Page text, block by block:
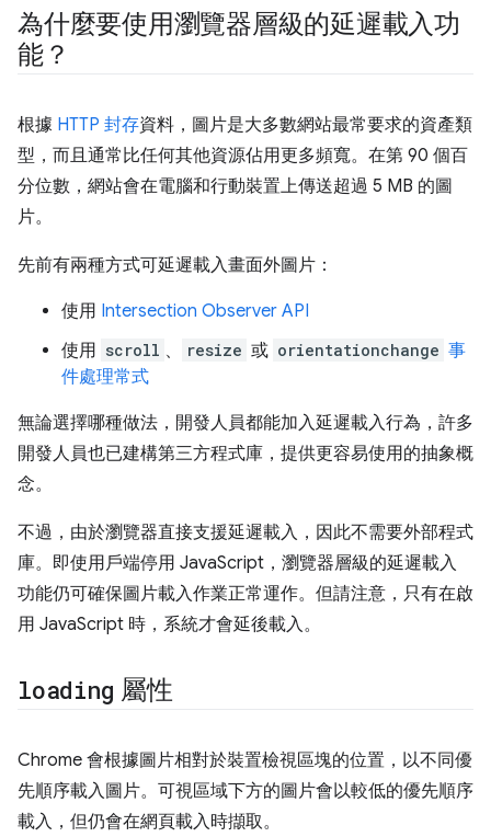
為什麼要使用瀏覽器層級的延遲載入功
能？
根據 HTTP 封存資料，圖片是大多數網站最常要求的資產類
型，而且通常比任何其他資源佔用更多頻寬。在第 90 個百
分位數，網站會在電腦和行動裝置上傳送超過 5 MB 的圖
片。
先前有兩種方式可延遲載入畫面外圖片：
使用 Intersection Observer API
使用 scroll 、 resize 或 orientationchange 事
件處理常式
無論選擇哪種做法，開發人員都能加入延遲載入行為，許多
開發人員也已建構第三方程式庫，提供更容易使用的抽象概
念。
不過，由於瀏覽器直接支援延遲載入，因此不需要外部程式
庫。即使用戶端停用 JavaScript，瀏覽器層級的延遲載入
功能仍可確保圖片載入作業正常運作。但請注意，只有在啟
用 JavaScript 時，系統才會延後載入。
loading 屬性
Chrome 會根據圖片相對於裝置檢視區塊的位置，以不同優
先順序載入圖片。可視區域下方的圖片會以較低的優先順序
載入，但仍會在網頁載入時擷取。